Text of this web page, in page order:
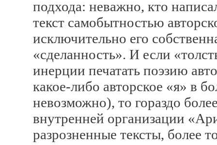
подхода: неважно, кто
текст самобытностью
исключительно его
«сделанность». И если
инерции печатать поэзию
какое-либо авторское «я» в
невозможно), то гораздо
внутренней организации
разрозненные тексты, более